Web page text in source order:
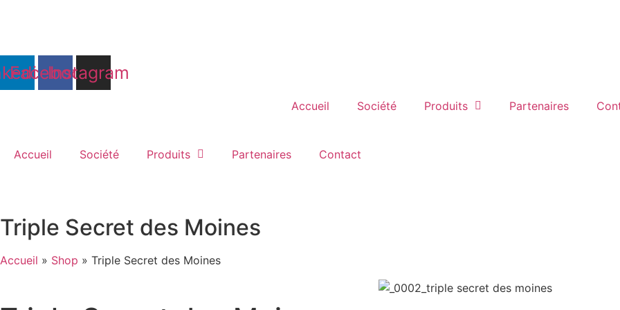
Facebook
Instagram
Accueil Société Produits Partenaires
Accueil Société Produits Partenaires Contact
Triple Secret des Moines
Accueil » Shop » Triple Secret des Moines